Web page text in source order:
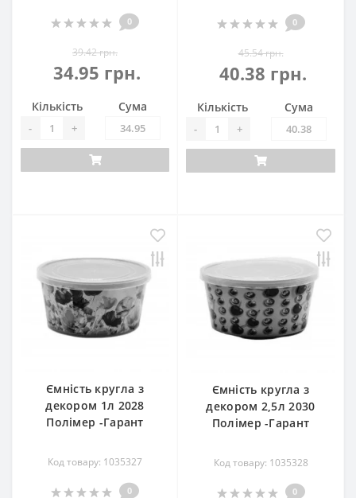
0
39.42 грн.
34.95 грн.
Кількість
- +
Сума
0
45.54 грн.
40.38 грн.
Кількість
- +
Сума
Ємність кругла з
декором 1л 2028
Полімер -Гарант
Код товару: 1035327
0
Ємність кругла з
декором 2,5л 2030
Полімер -Гарант
Код товару: 1035328
0